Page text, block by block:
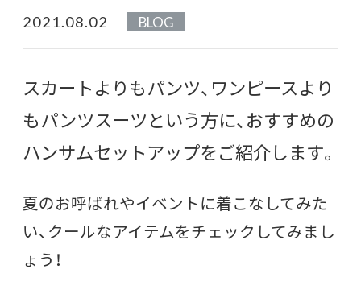
2021.08.02 BLOG
スカートよりもパンツ、 ワンピースより
もパンツスーツという方に、おすすめの
ハンサムセットアップをご紹介します。
夏のお呼ばれやイベントに着こなしてみた
い、 クールなアイテムをチェックしてみまし
ょう！